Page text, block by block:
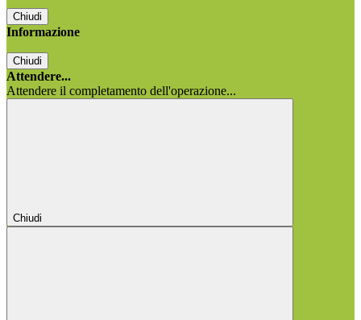
Chiudi
Informazione
Chiudi
Attendere...
Attendere il completamento dell'operazione...
Chiudi